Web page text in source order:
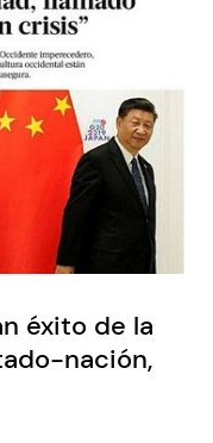
éxito de la
nación,